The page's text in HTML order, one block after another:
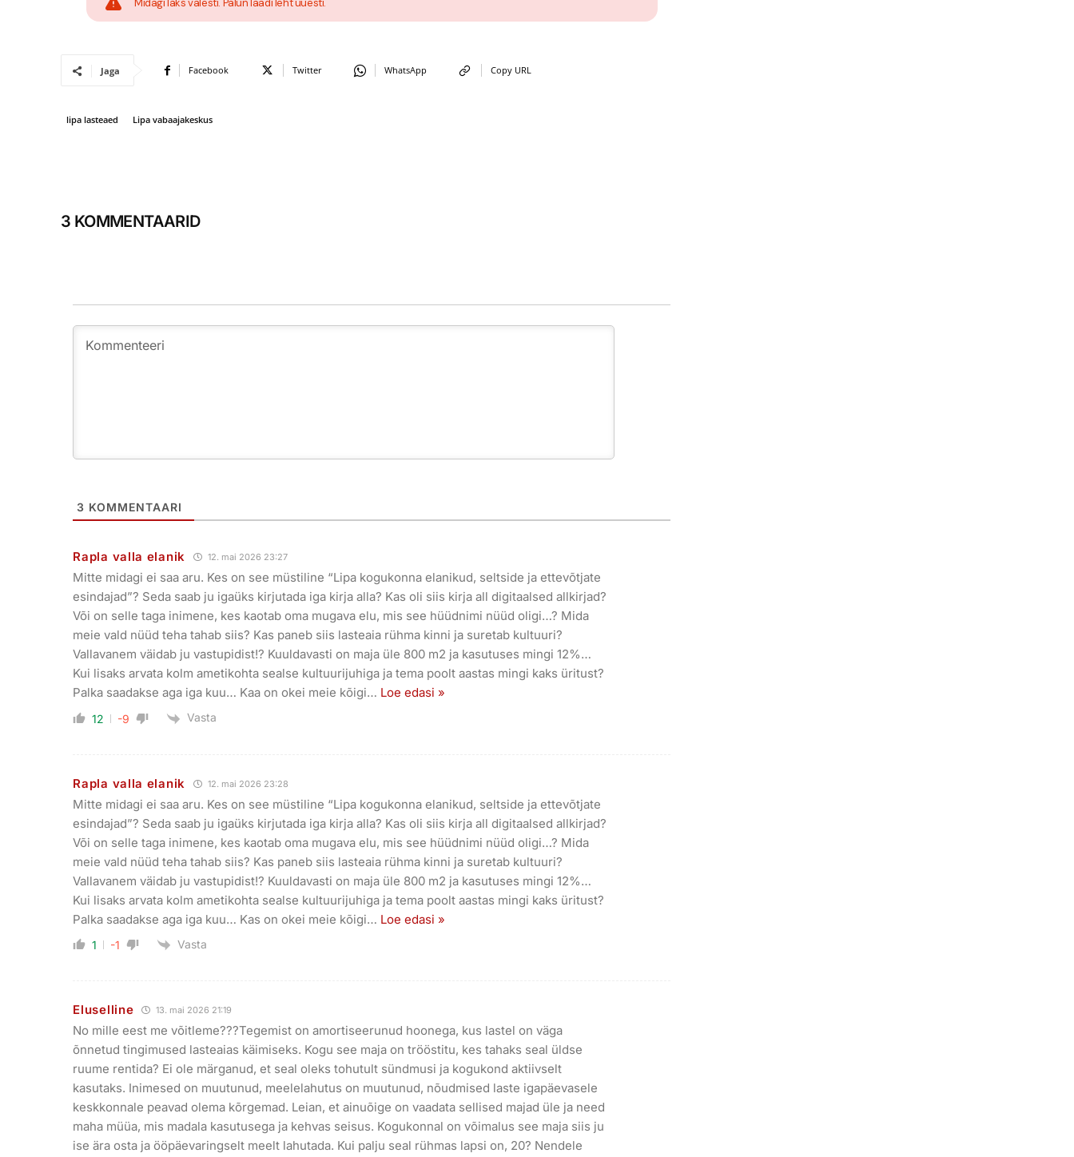
Midagi läks valesti. Palun laadi leht uuesti.
Jaga Facebook Twitter WhatsApp Copy URL
lipa lasteaed Lipa vabaajakeskus
3 KOMMENTAARID
3 KOMMENTAARI
Rapla valla elanik 12. mai 2026 23:27
Mitte midagi ei saa aru. Kes on see müstiline “Lipa kogukonna elanikud, seltside ja ettevõtjate
esindajad”? Seda saab ju igaüks kirjutada iga kirja alla? Kas oli siis kirja all digitaalsed allkirjad?
Või on selle taga inimene, kes kaotab oma mugava elu, mis see hüüdnimi nüüd oligi…? Mida
meie vald nüüd teha tahab siis? Kas paneb siis lasteaia rühma kinni ja suretab kultuuri?
Vallavanem väidab ju vastupidist!? Kuuldavasti on maja üle 800 m2 ja kasutuses mingi 12%…
Kui lisaks arvata kolm ametikohta sealse kultuurijuhiga ja tema poolt aastas mingi kaks üritust?
Palka saadakse aga iga kuu… Kaa on okei meie kõigi… Loe edasi »
12 -9 Vasta
Rapla valla elanik 12. mai 2026 23:28
Mitte midagi ei saa aru. Kes on see müstiline “Lipa kogukonna elanikud, seltside ja ettevõtjate
esindajad”? Seda saab ju igaüks kirjutada iga kirja alla? Kas oli siis kirja all digitaalsed allkirjad?
Või on selle taga inimene, kes kaotab oma mugava elu, mis see hüüdnimi nüüd oligi…? Mida
meie vald nüüd teha tahab siis? Kas paneb siis lasteaia rühma kinni ja suretab kultuuri?
Vallavanem väidab ju vastupidist!? Kuuldavasti on maja üle 800 m2 ja kasutuses mingi 12%…
Kui lisaks arvata kolm ametikohta sealse kultuurijuhiga ja tema poolt aastas mingi kaks üritust?
Palka saadakse aga iga kuu… Kas on okei meie kõigi… Loe edasi »
1 -1 Vasta
Eluselline 13. mai 2026 21:19
No mille eest me võitleme???Tegemist on amortiseerunud hoonega, kus lastel on väga
õnnetud tingimused lasteaias käimiseks. Kogu see maja on trööstitu, kes tahaks seal üldse
ruume rentida? Ei ole märganud, et seal oleks tohutult sündmusi ja kogukond aktiivselt
kasutaks. Inimesed on muutunud, meelelahutus on muutunud, nõudmised laste igapäevasele
keskkonnale peavad olema kõrgemad. Leian, et ainuõige on vaadata sellised majad üle ja need
maha müüa, mis madala kasutusega ja kehvas seisus. Kogukonnal on võimalus see maja siis ju
ise ära osta ja ööpäevaringselt meelt lahutada. Kui palju seal rühmas lapsi on, 20? Nendele